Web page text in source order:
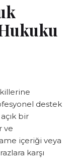
destek
bir
ve
içeriği veya
karşı